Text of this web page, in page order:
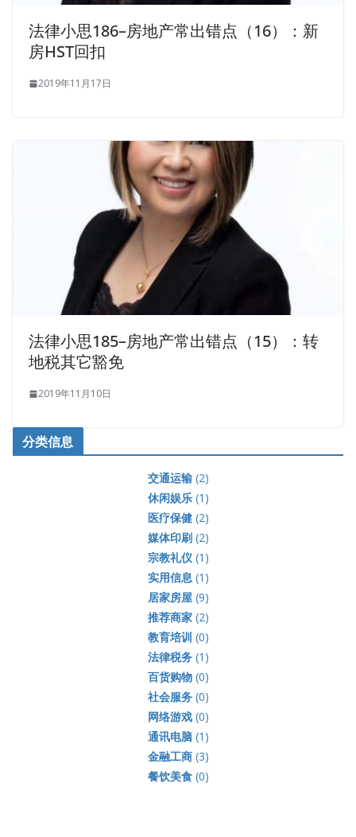
法律小思186–房地产常出错点（16）：新
房HST回扣
2019年11月17日
法律小思185–房地产常出错点（15）：转
地税其它豁免
2019年11月10日
分类信息
交通运输(2)
休闲娱乐(1)
医疗保健(2)
媒体印刷(2)
宗教礼仪(1)
实用信息(1)
居家房屋(9)
推荐商家(2)
教育培训 (0)
法律税务(1)
百货购物(0)
社会服务(0)
网络游戏(0)
通讯电脑(1)
金融工商(3)
餐饮美食(0)